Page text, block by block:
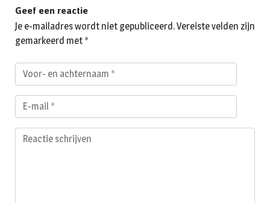
Geef een reactie
Je e-mailadres wordt niet gepubliceerd.Vereiste velden zijn
gemarkeerd met *